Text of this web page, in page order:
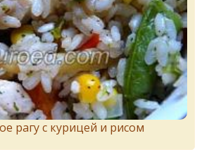
рагу с курицей и рисом